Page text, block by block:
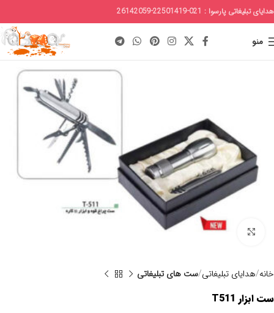
هدایای تبلیغاتی پارسوا : 021-22501419-26142059
منو
برای بزرگنمایی کلیک کنید
خانه هدایای تبلیغاتی ست های تبلیغاتی
ست ابزار T511